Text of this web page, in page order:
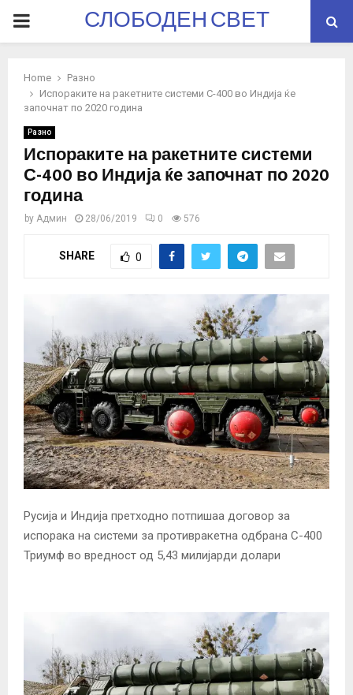
PRIMARYСЛОБОДЕН СВЕТ
Home
Разно
Испораките на ракетните системи С-400 во Индија ќе
започнат по 2020 година
Разно
Испораките на ракетните системи
С-400 во Индија ќе започнат по 2020
година
by Админ 28/06/2019 0 576
SHARE 0
Русија и Индија претходно потпишаа договор за
испорака на системи за противракетна одбрана С-400
Триумф во вредност од 5,43 милијарди долари